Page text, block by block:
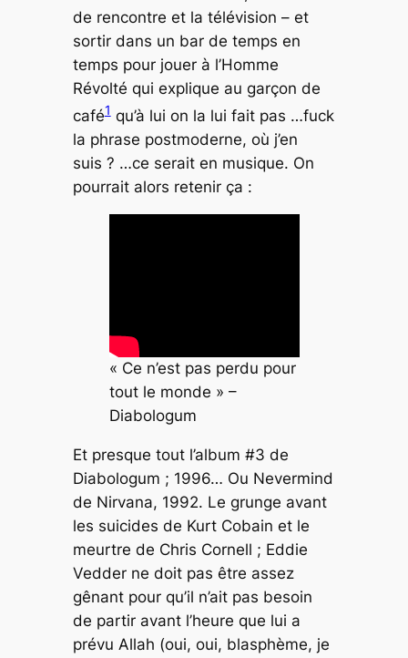
de rencontre et la télévision – et
sortir dans un bar de temps en
temps pour jouer à l’Homme
Révolté qui explique au garçon de
café1qu’à lui on la lui fait pas …fuck
la phrase postmoderne, où j’en
suis ? …ce serait en musique. On
pourrait alors retenir ça :
« Ce n’est pas perdu pour
tout le monde » –
Diabologum
Et presque tout l’album #3 de
Diabologum ; 1996… Ou Nevermind
de Nirvana, 1992. Le grunge avant
les suicides de Kurt Cobain et le
meurtre de Chris Cornell ; Eddie
Vedder ne doit pas être assez
gênant pour qu’il n’ait pas besoin
de partir avant l’heure que lui a
prévu Allah (oui, oui, blasphème, je